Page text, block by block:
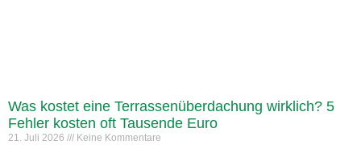
Was kostet eine Terrassenüberdachung wirklich? 5
Fehler kosten oft Tausende Euro
21. Juli 2026 Keine Kommentare